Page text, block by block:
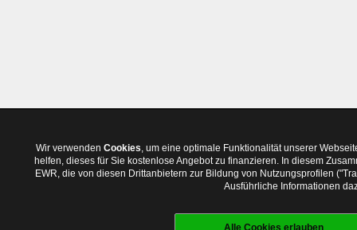
Wir verwenden Cookies, um eine optimale Funktionalität unserer
helfen, dieses für Sie kostenlose Angebot zu finanzieren. In diesem
EWR, die von diesen Drittanbietern zur Bildung von Nutzungsprofilen
Ausführliche Informationen
Alle Cookies erlauben